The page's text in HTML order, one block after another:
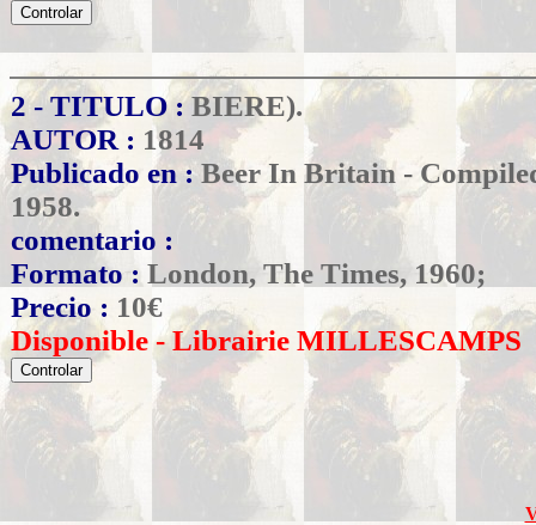
2 - TITULO :BIERE).
AUTOR : 1814
Publicado en :Beer In Britain -
1958.
comentario :
Formato : London, The Times, 1960;
Precio : 10€
Disponible - Librairie MILLESCAMPS